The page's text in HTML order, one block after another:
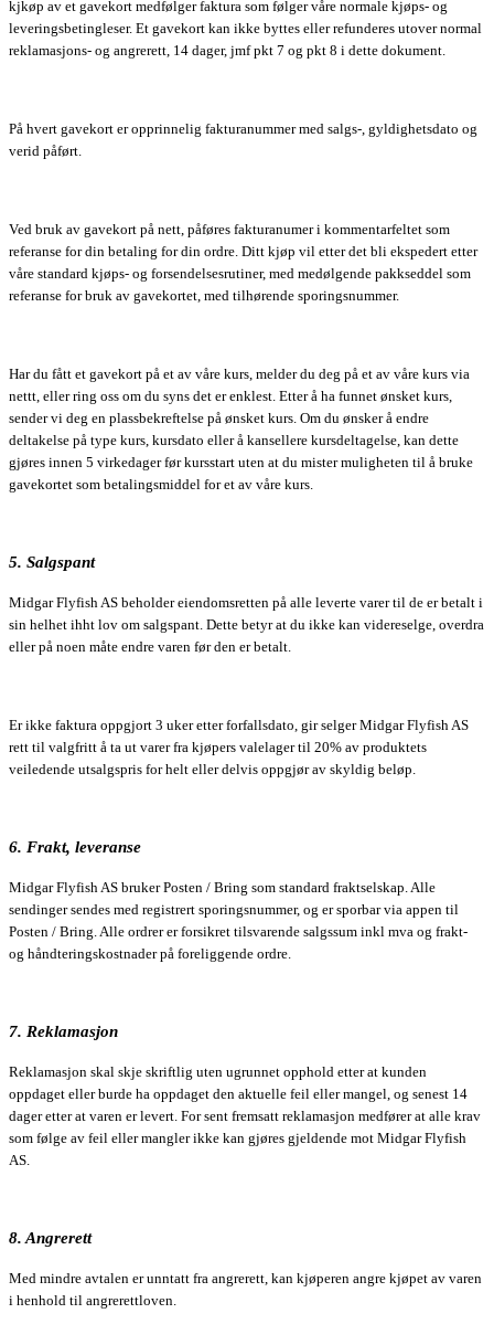
kjkøp av et gavekort medfølger faktura som følger våre normale kjøps- og
leveringsbetingleser. Et gavekort kan ikke byttes eller refunderes utover normal
reklamasjons- og angrerett, 14 dager, jmf pkt 7 og pkt 8 i dette dokument.
På hvert gavekort er opprinnelig fakturanummer med salgs-, gyldighetsdato og
verid påført.
Ved bruk av gavekort på nett, påføres fakturanumer i kommentarfeltet som
referanse for din betaling for din ordre. Ditt kjøp vil etter det bli ekspedert etter
våre standard kjøps- og forsendelsesrutiner, med medølgende pakkseddel som
referanse for bruk av gavekortet, med tilhørende sporingsnummer.
Har du fått et gavekort på et av våre kurs, melder du deg på et av våre kurs via
nettt, eller ring oss om du syns det er enklest. Etter å ha funnet ønsket kurs,
sender vi deg en plassbekreftelse på ønsket kurs. Om du ønsker å endre
deltakelse på type kurs, kursdato eller å kansellere kursdeltagelse, kan dette
gjøres innen 5 virkedager før kursstart uten at du mister muligheten til å bruke
gavekortet som betalingsmiddel for et av våre kurs.
5. Salgspant
Midgar Flyfish AS beholder eiendomsretten på alle leverte varer til de er betalt i
sin helhet ihht lov om salgspant. Dette betyr at du ikke kan videreselge, overdra
eller på noen måte endre varen før den er betalt.
Er ikke faktura oppgjort 3 uker etter forfallsdato, gir selger Midgar Flyfish AS
rett til valgfritt å ta ut varer fra kjøpers valelager til 20% av produktets
veiledende utsalgspris for helt eller delvis oppgjør av skyldig beløp.
6. Frakt, leveranse
Midgar Flyfish AS bruker Posten / Bring som standard fraktselskap. Alle
sendinger sendes med registrert sporingsnummer, og er sporbar via appen til
Posten / Bring. Alle ordrer er forsikret tilsvarende salgssum inkl mva og frakt-
og håndteringskostnader på foreliggende ordre.
7. Reklamasjon
Reklamasjon skal skje skriftlig uten ugrunnet opphold etter at kunden
oppdaget eller burde ha oppdaget den aktuelle feil eller mangel, og senest 14
dager etter at varen er levert. For sent fremsatt reklamasjon medfører at alle krav
som følge av feil eller mangler ikke kan gjøres gjeldende mot Midgar Flyfish
AS.
8. Angrerett
Med mindre avtalen er unntatt fra angrerett, kan kjøperen angre kjøpet av varen
i henhold til angrerettloven.